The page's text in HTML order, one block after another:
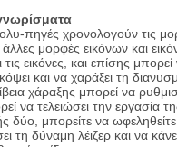
πηγές χρονολογούν τις
μορφές εικόνων και
εικόνες, και επίσης μπορεί
και να χαράξει τη
χάραξης μπορεί να
να τελειώσει την εργασία
δύο, μπορείτε να
τη δύναμη λέιζερ και να